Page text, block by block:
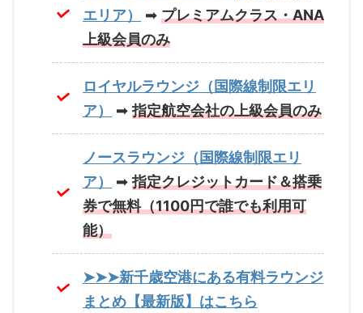
エリア）
➡ プレミアムクラス・ANA
上級会員のみ
ロイヤルラウンジ（国際線制限エリ
ア）
➡指定航空会社の上級会員のみ
ノースラウンジ（国際線制限エリ
ア）
➡指定クレジットカード＆搭乗
券で無料（1100円で誰でも利用可
能）
➤➤➤新千歳空港にある有料ラウンジ
まとめ【最新版】はこちら